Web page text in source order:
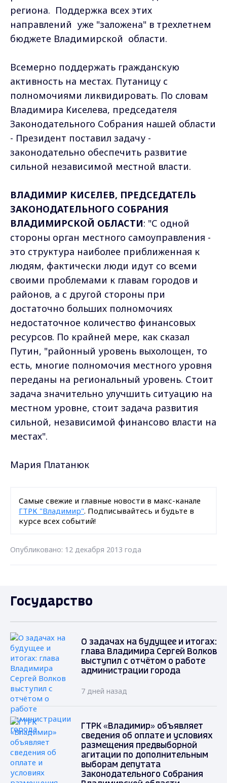
региона. Поддержка всех этих
направлений уже "заложена" в трехлетнем
бюджете Владимирской области.
Всемерно поддержать гражданскую
активность на местах. Путаницу с
полномочиями ликвидировать. По словам
Владимира Киселева, председателя
Законодательного Собрания нашей области
- Президент поставил задачу -
законодательно обеспечить развитие
сильной независимой местной власти.
ВЛАДИМИР КИСЕЛЕВ, ПРЕДСЕДАТЕЛЬ
ЗАКОНОДАТЕЛЬНОГО СОБРАНИЯ
ВЛАДИМИРСКОЙ ОБЛАСТИ: "С одной
стороны орган местного самоуправления -
это структура наиболее приближенная к
людям, фактически люди идут со всеми
своими проблемами к главам городов и
районов, а с другой стороны при
достаточно больших полномочиях
недостаточное количество финансовых
ресурсов. По крайней мере, как сказал
Путин, "районный уровень выхолощен, то
есть, многие полномочия местного уровня
переданы на региональный уровень. Стоит
задача значительно улучшить ситуацию на
местном уровне, стоит задача развития
сильной, независимой финансово власти на
местах".
Мария Платанюк
Самые свежие и главные новости в макс-канале
ГТРК "Владимир". Подписывайтесь и будьте в
курсе всех событий!
Опубликовано: 12 декабря 2013 года
Государство
О задачах на будущее и итогах:
глава Владимира Сергей Волков
выступил с отчётом о работе
администрации города
7 дней назад
ГТРК «Владимир» объявляет
сведения об оплате и условиях
размещения предвыборной
агитации по дополнительным
выборам депутата
Законодательного Собрания